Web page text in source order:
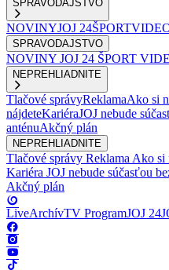
SPRAVODAJSTVO
NOVINYJOJ 24ŠPORT
SPRAVODAJSTVO
NOVINY JOJ 24 ŠPORT
NEPREHLIADNITE
Tlačové správyReklamaAko si
nájdeteKariéraJOJ nebude
anténuAkčný plán
NEPREHLIADNITE
Tlačové správy ReklamaAko si
Kariéra JOJ nebude súčasťou
Akčný plán
LiveArchívTV ProgramJOJ 24